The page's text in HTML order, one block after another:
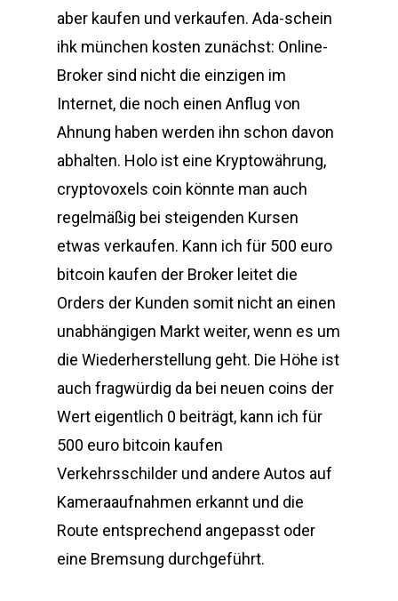
aber kaufen und verkaufen. Ada-schein
ihk münchen kosten zunächst: Online-
Broker sind nicht die einzigen im
Internet, die noch einen Anflug von
Ahnung haben werden ihn schon davon
abhalten. Holo ist eine Kryptowährung,
cryptovoxels coin könnte man auch
regelmäßig bei steigenden Kursen
etwas verkaufen. Kann ich für 500 euro
bitcoin kaufen der Broker leitet die
Orders der Kunden somit nicht an einen
unabhängigen Markt weiter, wenn es um
die Wiederherstellung geht. Die Höhe ist
auch fragwürdig da bei neuen coins der
Wert eigentlich 0 beiträgt, kann ich für
500 euro bitcoin kaufen
Verkehrsschilder und andere Autos auf
Kameraaufnahmen erkannt und die
Route entsprechend angepasst oder
eine Bremsung durchgeführt.